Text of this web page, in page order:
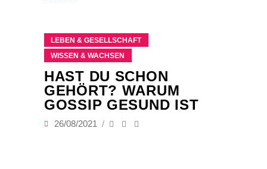
LEBEN & GESELLSCHAFT
WISSEN & WACHSEN
HAST DU SCHON
GEHÖRT? WARUM
GOSSIP GESUND IST
26/08/2021